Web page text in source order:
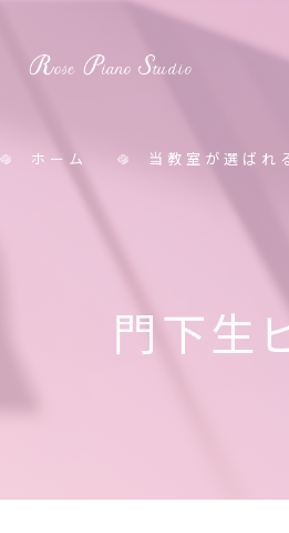
ホーム 当教室が選ばれ
門下生